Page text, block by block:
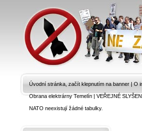
Úvodní stránka, začít klepnutím na banner | O
Obrana elektrárny Temelín|VEŘEJNÉ
NATO neexistují žádné tabulky.